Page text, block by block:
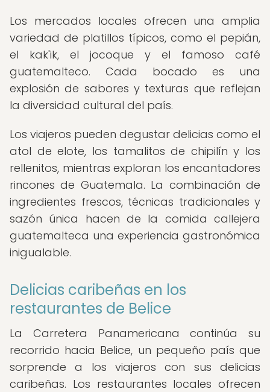
Los mercados locales ofrecen una amplia
variedad de platillos típicos, como el pepián,
el kak'ik, el jocoque y el famoso café
guatemalteco. Cada bocado es una
explosión de sabores y texturas que reflejan
la diversidad cultural del país.
Los viajeros pueden degustar delicias como el
atol de elote, los tamalitos de chipilín y los
rellenitos, mientras exploran los encantadores
rincones de Guatemala. La combinación de
ingredientes frescos, técnicas tradicionales y
sazón única hacen de la comida callejera
guatemalteca una experiencia gastronómica
inigualable.
Delicias caribeñas en los
restaurantes de Belice
La Carretera Panamericana continúa su
recorrido hacia Belice, un pequeño país que
sorprende a los viajeros con sus delicias
caribeñas. Los restaurantes locales ofrecen